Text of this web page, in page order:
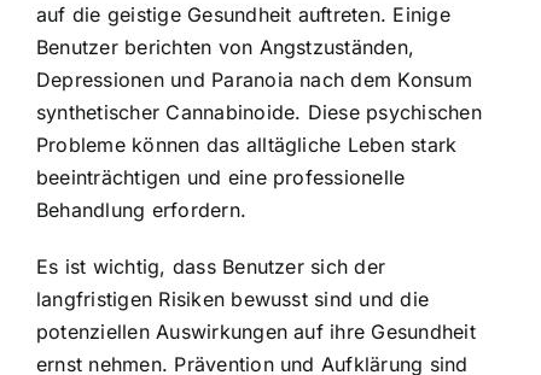
auf die geistige Gesundheit auftreten. Einige
Benutzer berichten von Angstzuständen,
Depressionen und Paranoia nach dem Konsum
synthetischer Cannabinoide. Diese psychischen
Probleme können das alltägliche Leben stark
beeinträchtigen und eine professionelle
Behandlung erfordern.
Es ist wichtig, dass Benutzer sich der
langfristigen Risiken bewusst sind und die
potenziellen Auswirkungen auf ihre Gesundheit
ernst nehmen. Prävention und Aufklärung sind